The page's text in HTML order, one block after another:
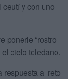
y con uno
ponerle “rostro
el cielo toledano.
respuesta al reto